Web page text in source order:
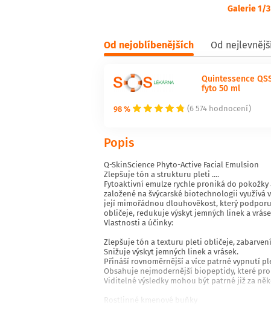
Galerie 1/3
Od nejoblíbenějších Od
98 % (6 574 hodnocení)
Quintessence
fyto 50 ml
Popis
Q-SkinScience Phyto-Active Facial Emulsion
Zlepšuje tón a strukturu pleti ....
Fytoaktivní emulze rychle proniká do
založené na švýcarské biotechnologii využívá
její mimořádnou dlouhověkost, který
obličeje, redukuje výskyt jemných linek a
Vlastnosti a účinky:
Zlepšuje tón a texturu pleti obličeje,
Snižuje výskyt jemných linek a vrásek.
Přináší rovnoměrnější a více patrné vypnutí
Obsahuje nejmodernější biopeptidy, které
Viditelné výsledky mohou být patrné již za
Rostlinné kmenové buňky